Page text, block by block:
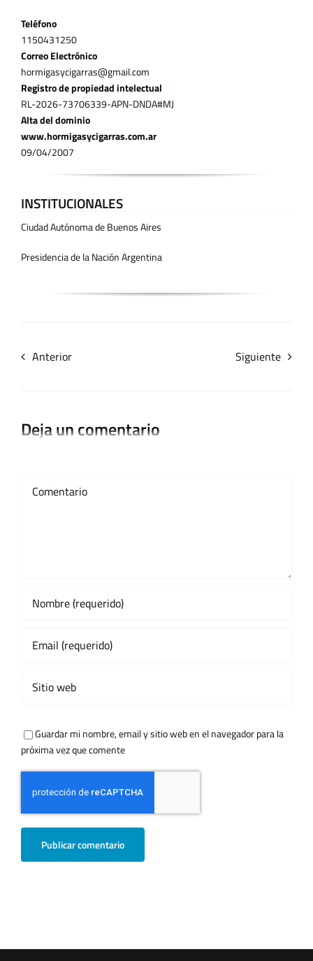
Teléfono
11­50431250
Correo Electrónico
hormigasycigarras@gmail.com
Registro de propiedad intelectual
RL-2026-73706339-APN-DNDA#MJ
Alta del dominio
www.hormigasycigarras.com.ar
09/04/2007
INSTITUCIONALES
Ciudad Autónoma de Buenos Aires
Presidencia de la Nación Argentina
Anterior Siguiente
Deja un comentario
Guardar mi nombre, email y sitio web en el navegador para la
próxima vez que comente